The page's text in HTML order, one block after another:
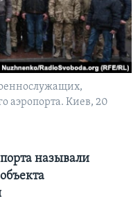
аэропорта. Киев, 20
называли